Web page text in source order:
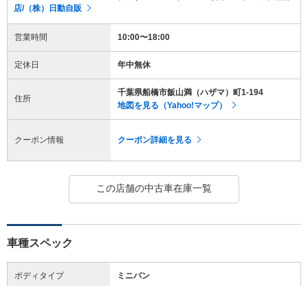
店/（株）日動自販
営業時間 10:00〜18:00
定休日 年中無休
住所
千葉県船橋市飯山満（ハザマ）町1-194
地図を見る（Yahoo!マップ）
クーポン情報 クーポン詳細を見る
この店舗の中古車在庫一覧
車種スペック
ボディタイプ ミニバン